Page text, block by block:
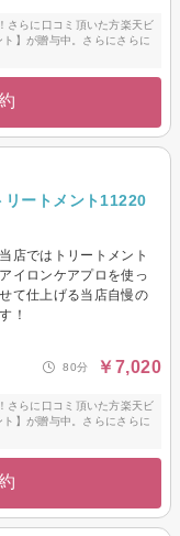
さらに口コミ頂いた方楽天ビ
】が贈与中。さらにさらに
リートメント11220
店ではトリートメント
イロンケアプロを使っ
て仕上げる当店自慢の
！
80分 ￥7,020
さらに口コミ頂いた方楽天ビ
】が贈与中。さらにさらに